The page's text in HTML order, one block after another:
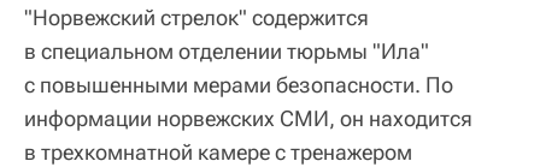
"Норвежский стрелок" содержится
в специальном отделении тюрьмы "Ила"
с повышенными мерами безопасности. По
информации норвежских СМИ, он находится
в трехкомнатной камере с тренажером